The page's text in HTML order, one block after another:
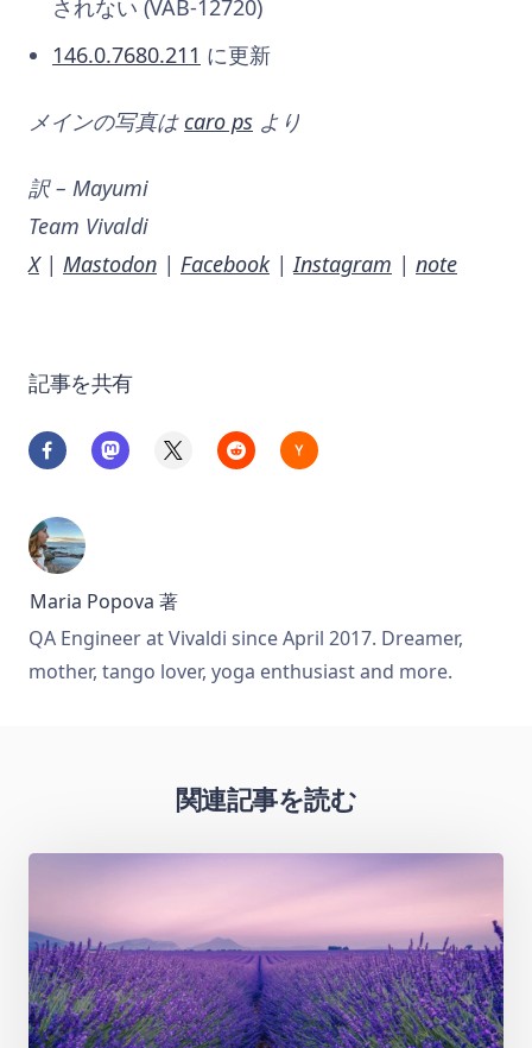
されない (VAB-12720)
146.0.7680.211 に更新
メインの写真は caro ps より
訳 – Mayumi
Team Vivaldi
X| Mastodon | Facebook | Instagram | note
記事を共有
Maria Popova 著
QA Engineer at Vivaldi since April 2017. Dreamer,
mother, tango lover, yoga enthusiast and more.
関連記事を読む